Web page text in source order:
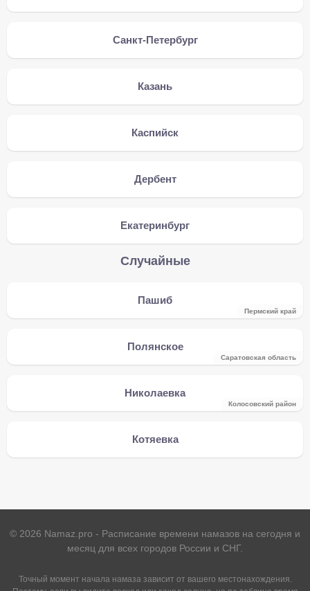
Санкт-Петербург
Казань
Каспийск
Дербент
Екатеринбург
Случайные
Пашиб
Пермский край
Полянское
Саратовская область
Николаевка
Колосовский район
Котяевка
© 2026 Namaz.pro - Расписание времени намазов на сегодня и
месяц для всех городов России и СНГ.
Точный момент начала намаза зависит от вашего местонахождения.